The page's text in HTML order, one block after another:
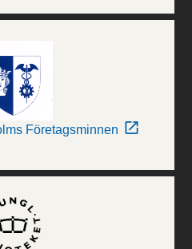
Företagsminnen